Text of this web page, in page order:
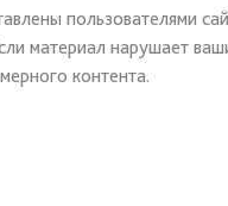
пользователями
материал нарушает
контента.